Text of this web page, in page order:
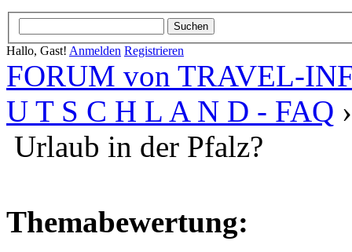
Hallo, Gast! Anmelden Registrieren
FORUM von TRAVEL-
U T S C H L A N D - FAQ
Urlaub in der Pfalz?
Themabewertung: